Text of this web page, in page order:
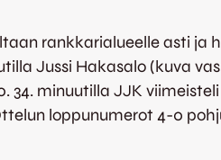
rankkarialueelle asti ja
Jussi Hakasalo (kuva
34. minuutilla JJK
loppunumerot 4-0